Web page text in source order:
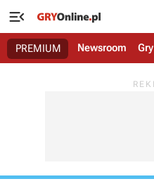

PREMIUM Newsroom Gry